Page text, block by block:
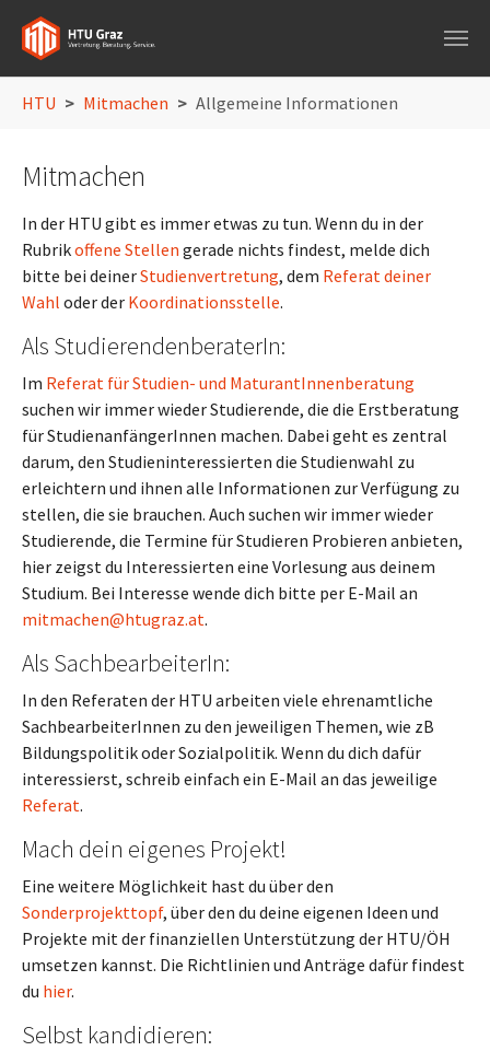
HTU Mitmachen Allgemeine Informationen
Mitmachen
In der HTU gibt es immer etwas zu tun. Wenn du in der
Rubrikoffene Stellen gerade nichts findest, melde dich
bitte bei deinerStudienvertretung, dem Referat deiner
Wahl oder der Koordinationsstelle.
Als StudierendenberaterIn:
Im Referat für Studien- und MaturantInnenberatung
suchen wir immer wieder Studierende, die die Erstberatung
für StudienanfängerInnen machen. Dabei geht es zentral
darum, den Studieninteressierten die Studienwahl zu
erleichtern und ihnen alle Informationen zur Verfügung zu
stellen, die sie brauchen. Auch suchen wir immer wieder
Studierende, die Termine für Studieren Probieren anbieten,
hier zeigst du Interessierten eine Vorlesung aus deinem
Studium. Bei Interesse wende dich bitte per E-Mail an
mitmachen@htugraz.at.
Als SachbearbeiterIn:
In den Referaten der HTU arbeiten viele ehrenamtliche
SachbearbeiterInnen zu den jeweiligen Themen, wie zB
Bildungspolitik oder Sozialpolitik. Wenn du dich dafür
interessierst, schreib einfach ein E-Mail an das jeweilige
Referat.
Mach dein eigenes Projekt!
Eine weitere Möglichkeit hast du über den
Sonderprojekttopf, über den du deine eigenen Ideen und
Projekte mit der finanziellen Unterstützung der HTU/ÖH
umsetzen kannst. Die Richtlinien und Anträge dafür findest
du hier.
Selbst kandidieren: